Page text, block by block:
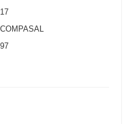
17
COMPASAL
97